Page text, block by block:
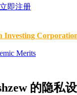
立即注册
Investing
Merits
的隐私